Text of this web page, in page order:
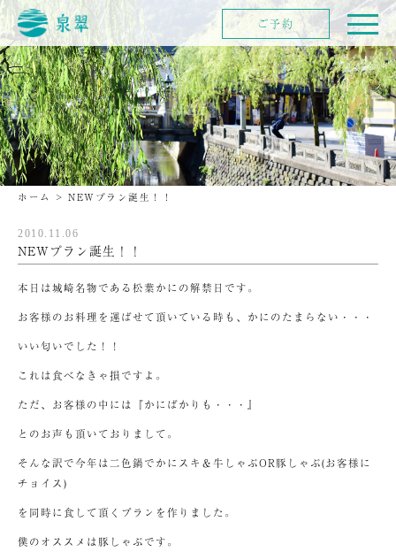
ホーム > NEWプラン誕生！！
2010.11.06
NEWプラン誕生！！
本日は城崎名物である松葉かにの解禁日です。
お客様のお料理を運ばせて頂いている時も、かにのたまらない・・・
いい匂いでした！！
これは食べなきゃ損ですよ。
ただ、お客様の中には『かにばかりも・・・』
とのお声も頂いておりまして。
そんな訳で今年は二色鍋でかにスキ＆牛しゃぶOR豚しゃぶ(お客様に
チョイス)
を同時に食して頂くプランを作りました。
僕のオススメは豚しゃぶです。
ご予約